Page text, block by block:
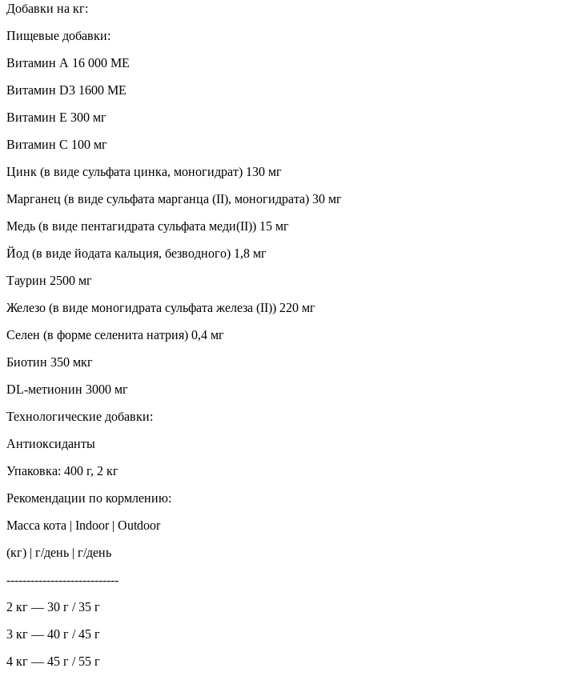
Добавки на кг:
Пищевые добавки:
Витамин А 16 000 МЕ
Витамин D3 1600 МЕ
Витамин Е 300 мг
Витамин С 100 мг
Цинк (в виде сульфата цинка, моногидрат) 130 мг
Марганец (в виде сульфата марганца (II), моногидрата) 30 мг
Медь (в виде пентагидрата сульфата меди(II)) 15 мг
Йод (в виде йодата кальция, безводного) 1,8 мг
Таурин 2500 мг
Железо (в виде моногидрата сульфата железа (II)) 220 мг
Селен (в форме селенита натрия) 0,4 мг
Биотин 350 мкг
DL-метионин 3000 мг
Технологические добавки:
Антиоксиданты
Упаковка: 400 г, 2 кг
Рекомендации по кормлению:
Масса кота | Indoor | Outdoor
(кг) | г/день | г/день
----------------------------
2 кг — 30 г / 35 г
3 кг — 40 г / 45 г
4 кг — 45 г / 55 г